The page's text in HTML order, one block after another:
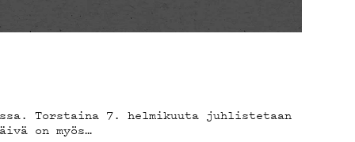
Torstaina 7. helmikuuta juhlistetaan
on myös…